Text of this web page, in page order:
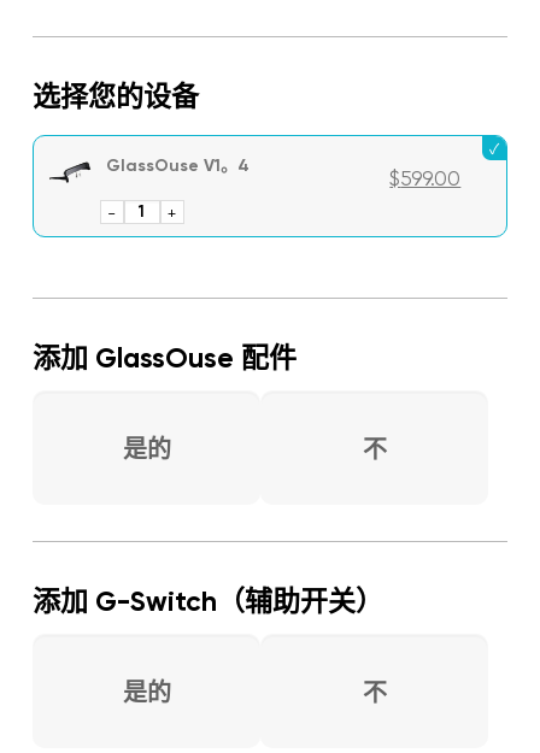
选择您的设备
GlassOuse V1。4
$599.00
-
GlassOuse
+
添加 GlassOuse 配件
是的 不
添加 G-Switch（辅助开关）
是的 不